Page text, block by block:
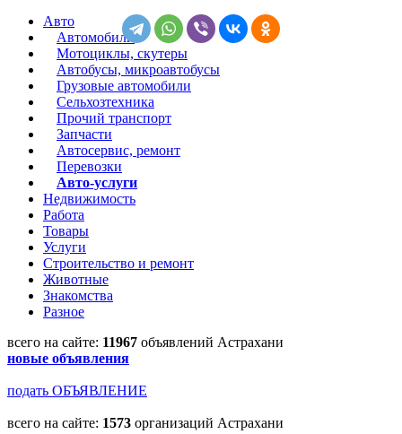
Авто
Автомобили
Мотоциклы, скутеры
Автобусы, микроавтобусы
Грузовые автомобили
Сельхозтехника
Прочий транспорт
Запчасти
Автосервис, ремонт
Перевозки
Авто-услуги
Недвижимость
Работа
Товары
Услуги
Строительство и ремонт
Животные
Знакомства
Разное
всего на сайте: 11967 объявлений Астрахани
новые объявления
подать ОБЪЯВЛЕНИЕ
всего на сайте: 1573 организаций Астрахани